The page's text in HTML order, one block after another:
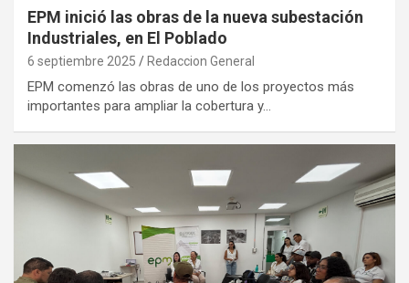
EPM inició las obras de la nueva subestación
Industriales, en El Poblado
6 septiembre 2025 Redaccion General
EPM comenzó las obras de uno de los proyectos más
importantes para ampliar la cobertura y…